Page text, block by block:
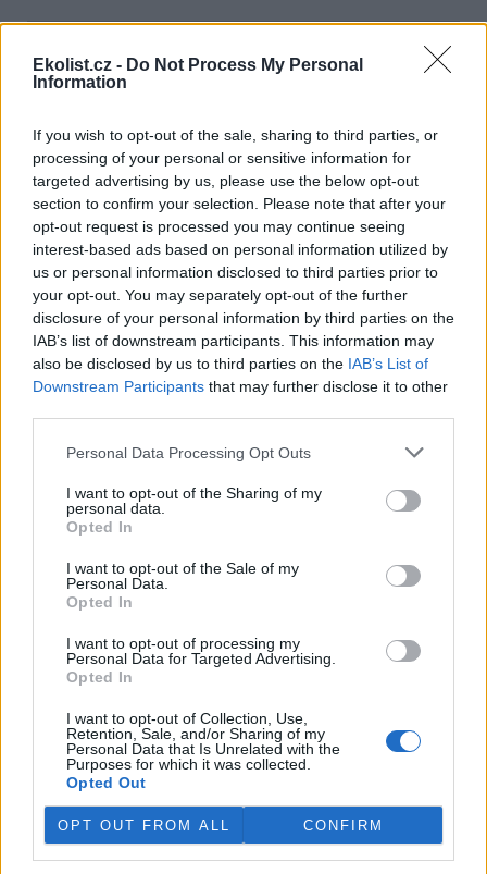
Ekolist.cz - Do Not Process My Personal
Information
If you wish to opt-out of the sale, sharing to third parties, or
processing of your personal or sensitive information for
targeted advertising by us, please use the below opt-out
section to confirm your selection. Please note that after your
opt-out request is processed you may continue seeing
interest-based ads based on personal information utilized by
us or personal information disclosed to third parties prior to
your opt-out. You may separately opt-out of the further
disclosure of your personal information by third parties on the
IAB’s list of downstream participants. This information may
also be disclosed by us to third parties on the IAB’s List of
Downstream Participants that may further disclose it to other
Personal Data Processing Opt Outs
I want to opt-out of the Sharing of my
personal data.
Opted In
I want to opt-out of the Sale of my
Personal Data.
Opted In
I want to opt-out of processing my
Personal Data for Targeted Advertising.
Opted In
I want to opt-out of Collection, Use,
Retention, Sale, and/or Sharing of my
Personal Data that Is Unrelated with the
Purposes for which it was collected.
Opted Out
OPT OUT FROM ALL CONFIRM
Města Hranice a Rögnitzlosau spojí projekt Společně za
vodu a klima. Pomůže mimo jiné i perlorodce říční
spolu s německým městem
Rögnitzlosau připravilo projekt
Společně za vodu a klima. Je
zaměřený na opatření k
udržení vody v krajině i v intravilánu města, ale i na osvětu mezi
veřejností a školními dětmi. Součástí projektu bude i obnova a
odbahnění rybníka Trojmezí, pod kterým žijí přísně chráněné
perlorodky říční, řekl starosta Hranic Daniel Mašlár (nez.). Na
prvním opatření se začne pracovat už letos na podzim a s
dokončením se počítá do konce roku 2027.
Letošní sucho už výrazně snížilo průtoky a hladiny
nádrží v povodí Moravy a Dyje
30.7.2026 20:27 (ČTK)
podepisuje na množství
Moravy a povodí Dyje. Důležité
vodárenské nádrže jsou na
tom podobně či hůř než ve velmi suchém roce 2018. V
vyplývá z deseti hodnocených vodoměrných profilů. Bouřky
pomáhají situaci jen lokálně a krátkodobě, zásadní plošné zlepšení
lze čekat, až přijdou trvalejší a plošné srážky, uvedla v tiskové
zprávě mluvčí Povodí Moravy Jana Kučerová.
30.7.2026 18:05 | LUŽE (ČTK)
Diskuse: 6
Ve středu večer zemřel v
Někdejšímu dlouholetému
řediteli pražské Botanické
zahrady Na Slupi a popularizátorovi říše rostlin bylo 88 let. Poslední